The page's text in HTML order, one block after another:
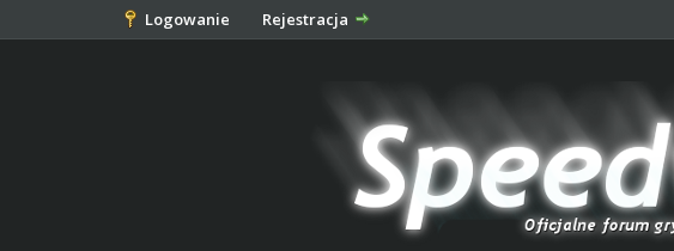
Logowanie Rejestracja